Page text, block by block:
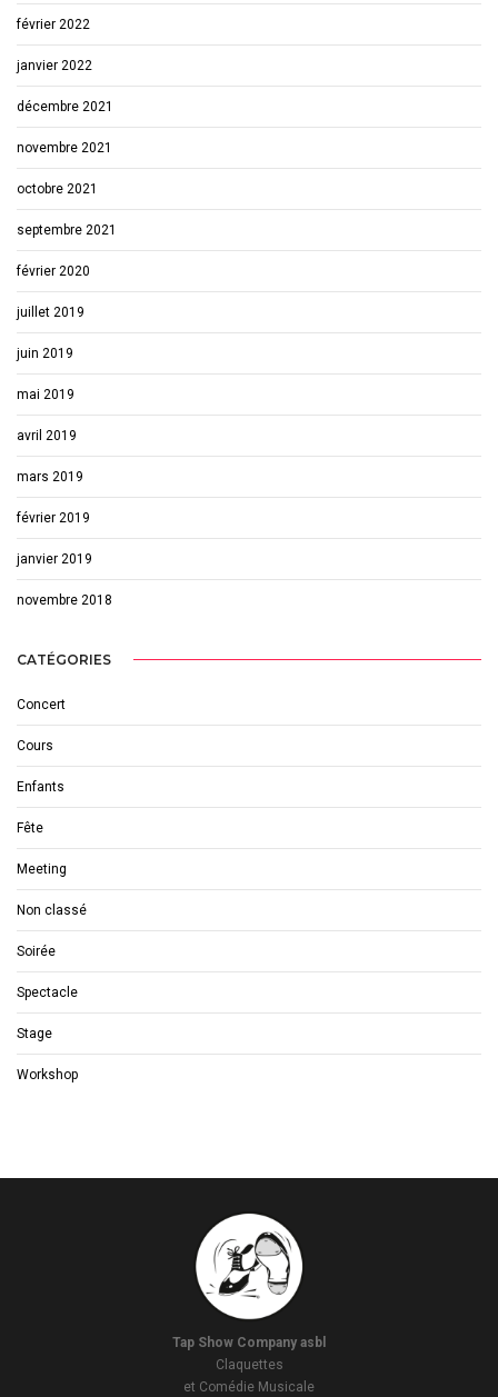
février 2022
janvier 2022
décembre 2021
novembre 2021
octobre 2021
septembre 2021
février 2020
juillet 2019
juin 2019
mai 2019
avril 2019
mars 2019
février 2019
janvier 2019
novembre 2018
CATÉGORIES
Concert
Cours
Enfants
Fête
Meeting
Non classé
Soirée
Spectacle
Stage
Workshop
Tap Show Company asbl
Claquettes
et Comédie Musicale